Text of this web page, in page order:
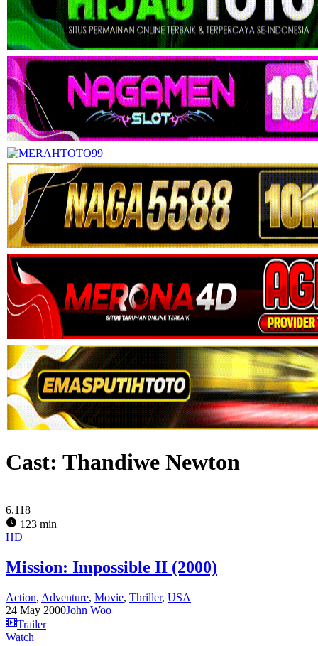
Cast: Thandiwe Newton
6.118
123 min
HD
Mission: Impossible II (2000)
Action, Adventure, Movie, Thriller, USA
24 May 2000John Woo
Trailer
Watch